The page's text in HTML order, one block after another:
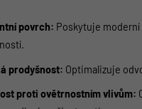
povrch: Poskytuje
prodyšnost: Optimalizuje
proti ovětrnostním vlivům: